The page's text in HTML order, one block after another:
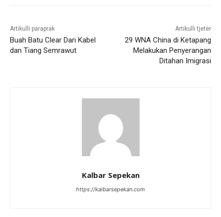
Artikulli paraprak
Buah Batu Clear Dari Kabel
dan Tiang Semrawut
Artikulli tjetër
29 WNA China di Ketapang
Melakukan Penyerangan
Ditahan Imigrasi
Kalbar Sepekan
https://kalbarsepekan.com